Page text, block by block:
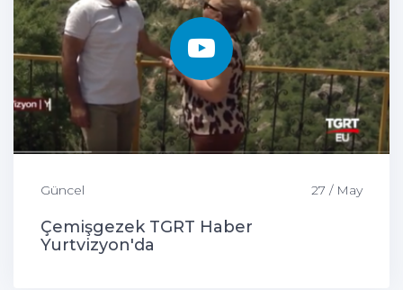
Güncel 27 / May
Çemişgezek TGRT Haber
Yurtvizyon'da